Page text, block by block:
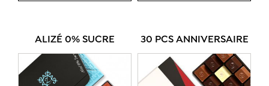
ALIZÉ 0% SUCRE 30 PCS ANNIVERSAIRE